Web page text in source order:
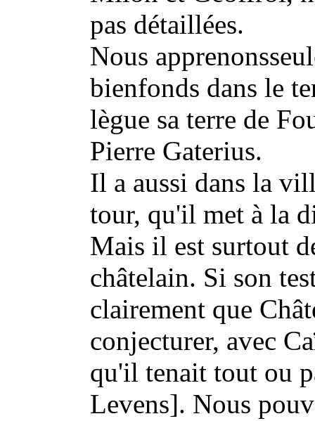
pas détaillées.
Nous
bienfonds dans le
lègue sa terre de
Pierre Gaterius.
Il a aussi dans la
tour, qu'il met à la
Mais il est surtout
châtelain. Si son
clairement que
conjecturer, avec
qu'il tenait tout ou
Levens]. Nous